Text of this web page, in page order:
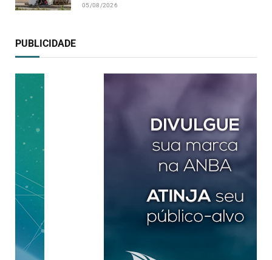
05/08/2026
PUBLICIDADE